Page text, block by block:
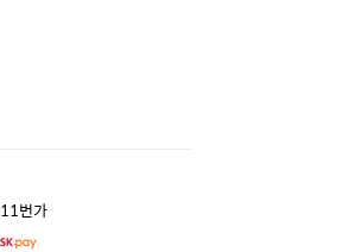
11번가